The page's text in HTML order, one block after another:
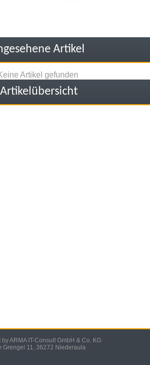
Artikel
Artikel gefunden
Artikelübersicht
ARMA IT-Consult GmbH & Co. KG
Grengel 11, 36272 Niederaula